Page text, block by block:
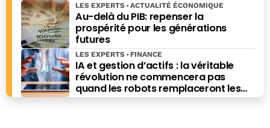
Au-delà du PIB: repenser la
prospérité pour les générations
futures
LES EXPERTS ACTUALITÉ ÉCONOMIQUE
IA et gestion d’actifs : la véritable
révolution ne commencera pas
quand les robots remplaceront les
financiers. Elle commencera quand ils
LES EXPERTS FINANCE